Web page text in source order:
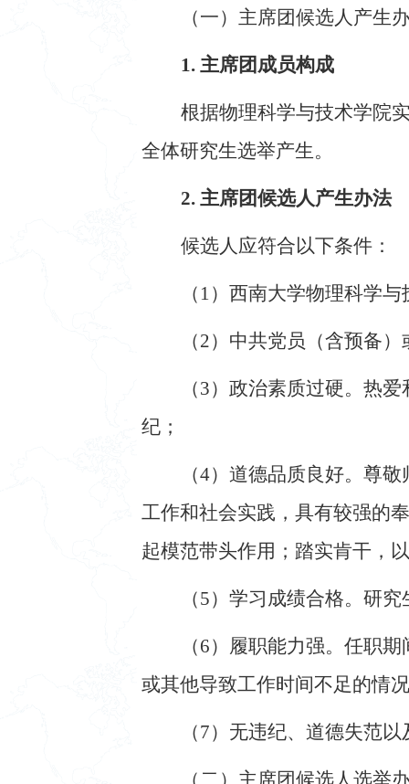
（一）主席团候选人产生
1. 主席团成员构成
根据物理科学与技术学院
全体研究生选举产生。
2. 主席团候选人产生办法
候选人应符合以下条件：
（ 1 ）西南大学物理科学
（2）中共党员（含预备
（3）政治素质过硬。热
纪；
（4）道德品质良好。尊
工作和社会实践，具有较强的
起模范带头作用；踏实肯干，
（5）学习成绩合格。研
（6）履职能力强。任职
或其他导致工作时间不足的情
（7）无违纪、道德失范
（二）主席团候选人选举